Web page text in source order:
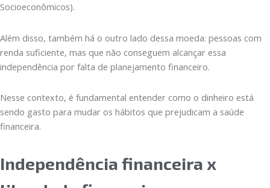
Socioeconômicos).
Além disso, também há o outro lado dessa moeda: pessoas com
renda suficiente, mas que não conseguem alcançar essa
independência por falta de planejamento financeiro.
Nesse contexto, é fundamental entender como o dinheiro está
sendo gasto para mudar os hábitos que prejudicam a saúde
financeira.
Independência financeira x